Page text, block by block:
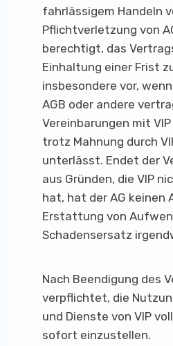
fahrlässigem Handeln
Pflichtverletzung von
berechtigt, das
Einhaltung einer Frist
insbesondere vor,
AGB oder andere
Vereinbarungen mit
trotz Mahnung durch
unterlässt. Endet der
aus Gründen, die VIP
hat, hat der AG keinen
Erstattung von
Schadensersatz
Nach Beendigung des
verpflichtet, die
und Dienste von VIP
sofort einzustellen.